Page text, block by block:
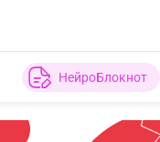
НейроБлокнот